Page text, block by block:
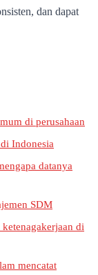
dan dapat
di perusahaan
Indonesia
datanya
SDM
di
mencatat